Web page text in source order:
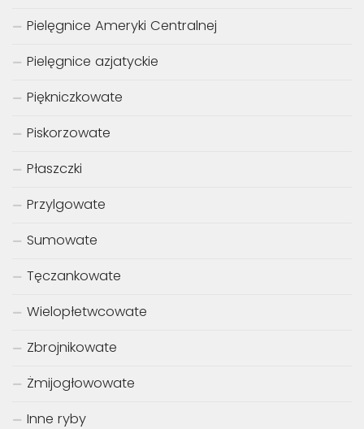
Pielęgnice Ameryki Centralnej
Pielęgnice azjatyckie
Piękniczkowate
Piskorzowate
Płaszczki
Przylgowate
Sumowate
Tęczankowate
Wielopłetwcowate
Zbrojnikowate
Żmijogłowowate
Inne ryby